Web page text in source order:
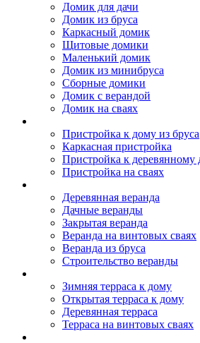
Домик для дачи
Домик из бруса
Каркасный домик
Щитовые домики
Маленький домик
Домик из минибруса
Сборные домики
Домик с верандой
Домик на сваях
Пристройка к дому из бруса
Каркасная пристройка
Пристройка к деревянному
Пристройка на сваях
Деревянная веранда
Дачные веранды
Закрытая веранда
Веранда на винтовых сваях
Веранда из бруса
Строительство веранды
Зимняя терраса к дому
Открытая терраса к дому
Деревянная терраса
Терраса на винтовых сваях